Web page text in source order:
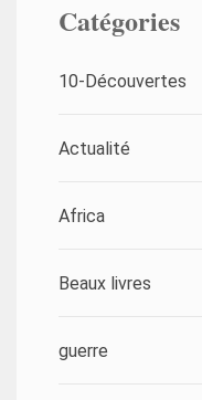
Catégories
10-Découvertes
Actualité
Africa
Beaux livres
guerre